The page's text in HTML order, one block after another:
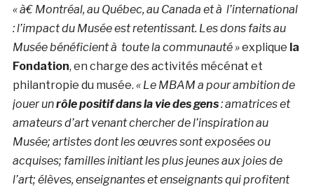
« à€ Montréal, au Québec, au Canada et à l’international
: l’impact du Musée est retentissant. Les dons faits au
Musée bénéficient à toute la communauté »explique la
Fondation, en charge des activités mécénat et
philantropie du musée. « Le MBAM a pour ambition de
jouer unrôle positif dans la vie des gens: amatrices et
amateurs d’art venant chercher de l’inspiration au
Musée; artistes dont les œuvres sont exposées ou
acquises; familles initiant les plus jeunes aux joies de
l’art; élèves, enseignantes et enseignants qui profitent